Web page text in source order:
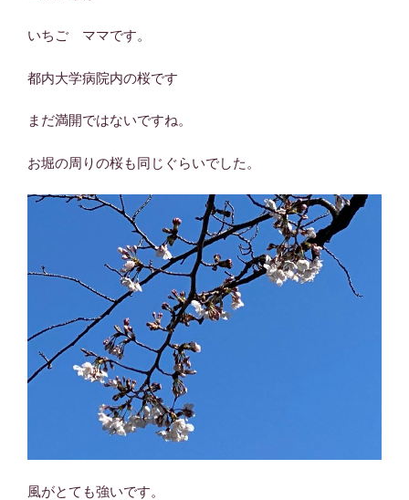
いちご ママです。
都内大学病院内の桜です
まだ満開ではないですね。
お堀の周りの桜も同じぐらいでした。
風がとても強いです。